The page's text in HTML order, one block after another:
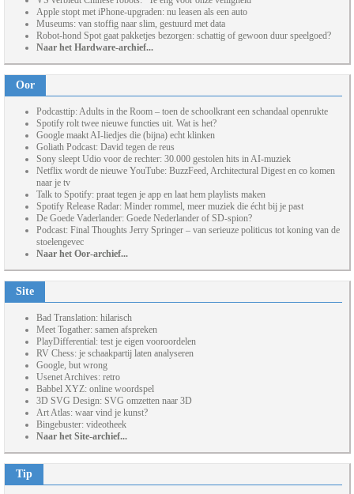
Apple stopt met iPhone-upgraden: nu leasen als een auto
Museums: van stoffig naar slim, gestuurd met data
Robot-hond Spot gaat pakketjes bezorgen: schattig of gewoon duur speelgoed?
Naar het Hardware-archief...
Oor
Podcasttip: Adults in the Room – toen de schoolkrant een schandaal openrukte
Spotify rolt twee nieuwe functies uit. Wat is het?
Google maakt AI-liedjes die (bijna) echt klinken
Goliath Podcast: David tegen de reus
Sony sleept Udio voor de rechter: 30.000 gestolen hits in AI-muziek
Netflix wordt de nieuwe YouTube: BuzzFeed, Architectural Digest en co komen
naar je tv
Talk to Spotify: praat tegen je app en laat hem playlists maken
Spotify Release Radar: Minder rommel, meer muziek die écht bij je past
De Goede Vaderlander: Goede Nederlander of SD-spion?
Podcast: Final Thoughts Jerry Springer – van serieuze politicus tot koning van de
stoelengevec
Naar het Oor-archief...
Site
Bad Translation: hilarisch
Meet Togather: samen afspreken
PlayDifferential: test je eigen vooroordelen
RV Chess: je schaakpartij laten analyseren
Google, but wrong
Usenet Archives: retro
Babbel XYZ: online woordspel
3D SVG Design: SVG omzetten naar 3D
Art Atlas: waar vind je kunst?
Bingebuster: videotheek
Naar het Site-archief...
Tip